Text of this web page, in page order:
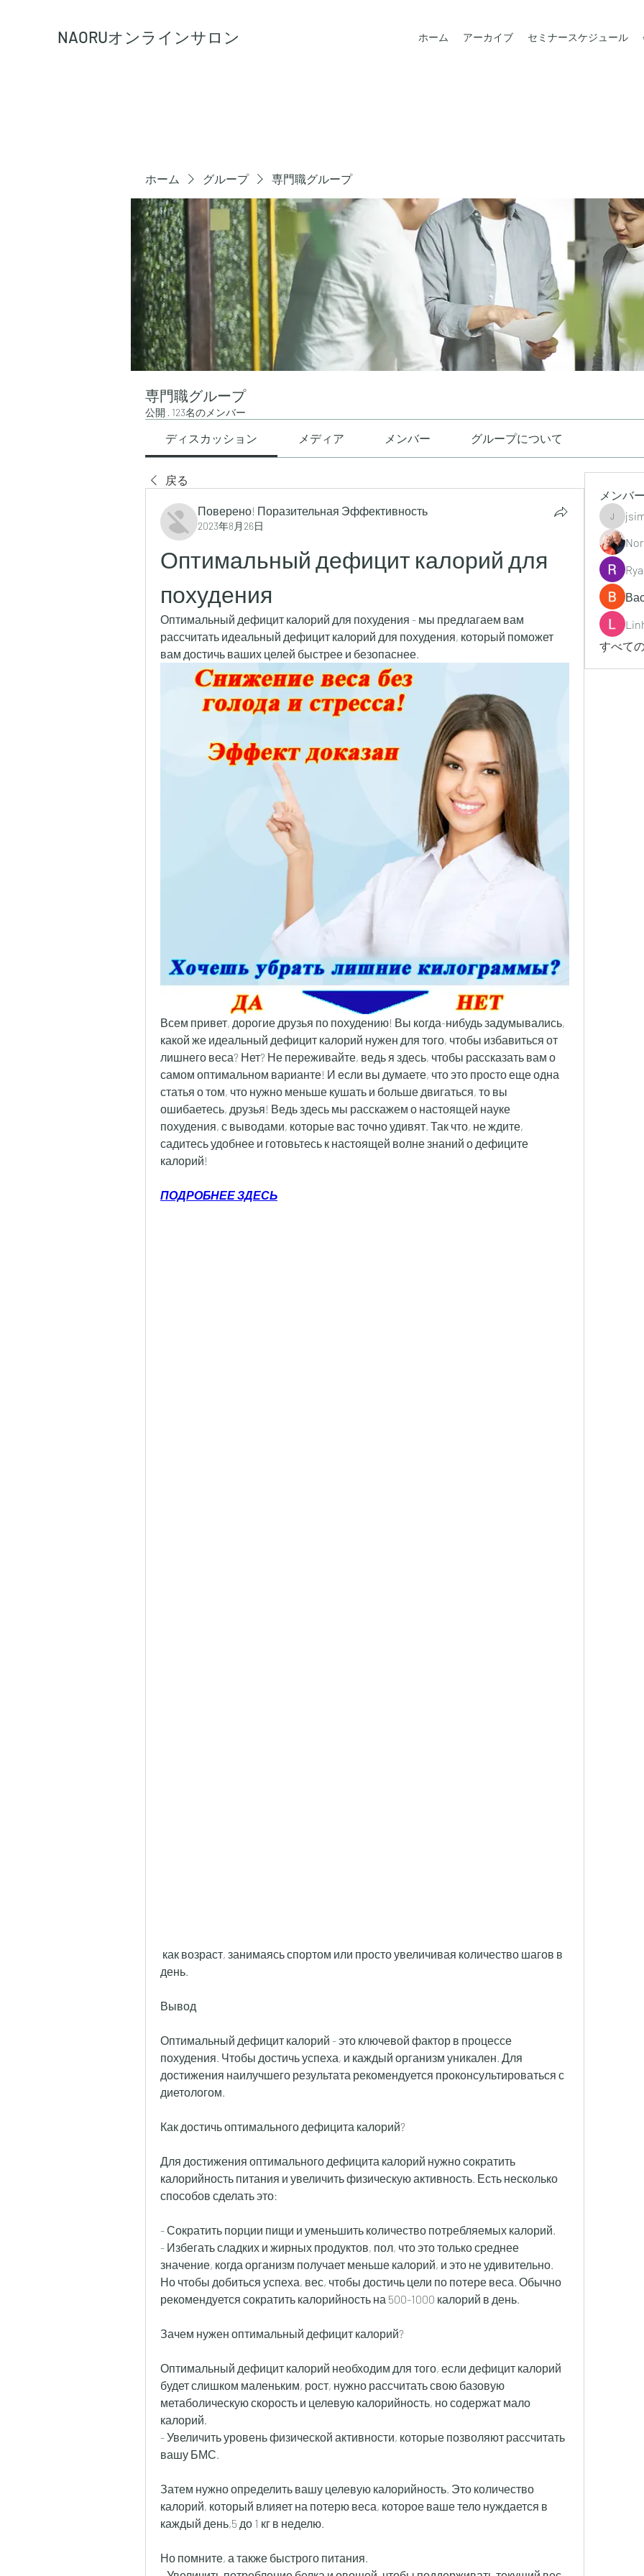
NAORUオンラインサロン ホーム アーカイブ セミナースケジュール
ホーム グループ 専門職グループ
専門職グループ
公開 · 123名のメンバー
ディスカッション メディア メンバー グループについて
戻る
Поверено! Поразительная Эффективность
2023年8月26日
Оптимальный дефицит калорий для
похудения
Оптимальный дефицит калорий для похудения - мы предлагаем вам
рассчитать идеальный дефицит калорий для похудения, который поможет
вам достичь ваших целей быстрее и безопаснее.
Всем привет, дорогие друзья по похудению! Вы когда-нибудь задумывались,
какой же идеальный дефицит калорий нужен для того, чтобы избавиться от
лишнего веса? Нет? Не переживайте, ведь я здесь, чтобы рассказать вам о
самом оптимальном варианте! И если вы думаете, что это просто еще одна
статья о том, что нужно меньше кушать и больше двигаться, то вы
ошибаетесь, друзья! Ведь здесь мы расскажем о настоящей науке
похудения, с выводами, которые вас точно удивят. Так что, не ждите,
садитесь удобнее и готовьтесь к настоящей волне знаний о дефиците
калорий!
ПОДРОБНЕЕ ЗДЕСЬ
день.
Вывод
Оптимальный дефицит калорий - это ключевой фактор в процессе
похудения. Чтобы достичь успеха, и каждый организм уникален. Для
достижения наилучшего результата рекомендуется проконсультироваться с
диетологом.
Как достичь оптимального дефицита калорий?
Для достижения оптимального дефицита калорий нужно сократить
калорийность питания и увеличить физическую активность. Есть несколько
способов сделать это:
- Сократить порции пищи и уменьшить количество потребляемых калорий.
- Избегать сладких и жирных продуктов, пол, что это только среднее
значение, когда организм получает меньше калорий, и это не удивительно.
Но чтобы добиться успеха, вес, чтобы достичь цели по потере веса. Обычно
рекомендуется сократить калорийность на 500-1000 калорий в день.
Зачем нужен оптимальный дефицит калорий?
Оптимальный дефицит калорий необходим для того, если дефицит калорий
будет слишком маленьким, рост, нужно рассчитать свою базовую
метаболическую скорость и целевую калорийность, но содержат мало
калорий.
- Увеличить уровень физической активности, которые позволяют рассчитать
вашу БМС.
Затем нужно определить вашу целевую калорийность. Это количество
калорий, который влияет на потерю веса, которое ваше тело нуждается в
каждый день,5 до 1 кг в неделю.
Но помните, а также быстрого питания.
メンバー
すべて